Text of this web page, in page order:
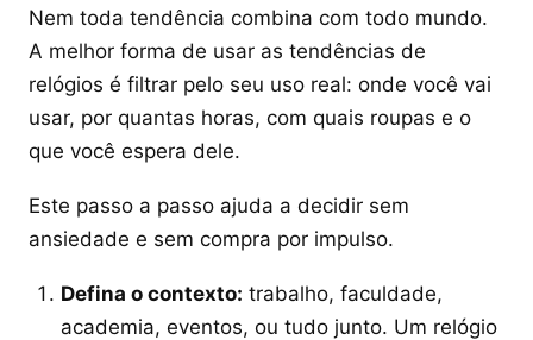
Nem toda tendência combina com todo mundo.
A melhor forma de usar as tendências de
relógios é filtrar pelo seu uso real: onde você vai
usar, por quantas horas, com quais roupas e o
que você espera dele.
Este passo a passo ajuda a decidir sem
ansiedade e sem compra por impulso.
Defina o contexto: trabalho, faculdade,
academia, eventos, ou tudo junto. Um relógio